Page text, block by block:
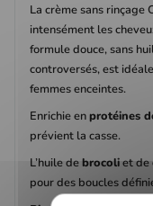
La crème sans
intensément les
formule douce, sans
controversés, est
femmes enceintes.
Enrichie enprotéines
prévient la casse.
L’huile debrocoliet de
pour des boucles